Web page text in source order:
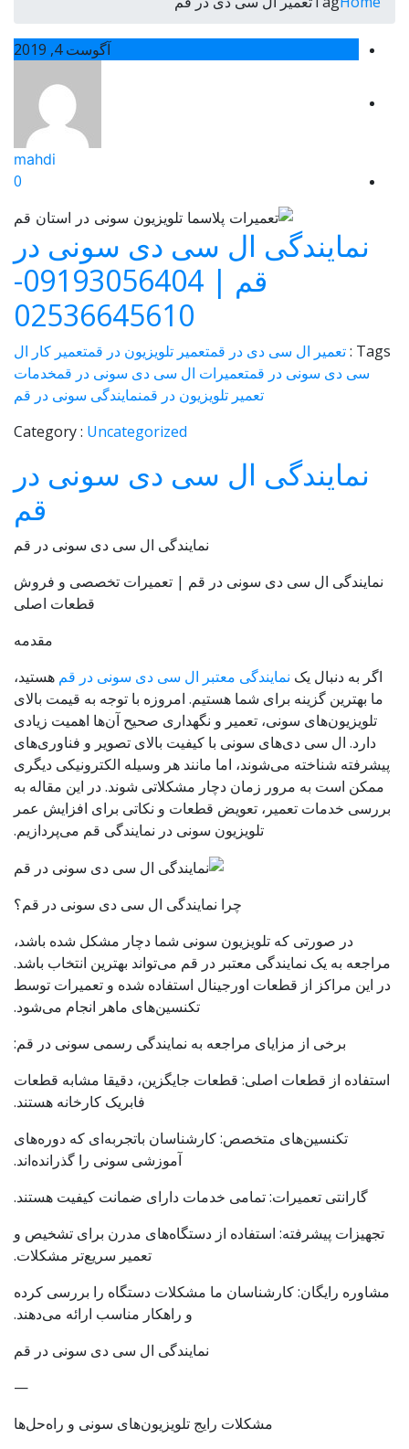
آگوست 4, 2019
mahdi
0
نمایندگی ال سی دی سونی در
قم | 09193056404-
02536645610
Tags : تعمیر ال سی دی در قمتعمیر تلویزیون در قمتعمیر کار ال
سی دی سونی در قمتعمیرات ال سی دی سونی در قمخدمات
تعمیر تلویزیون در قمنمایندگی سونی در قم
Category : Uncategorized
نمایندگی ال سی دی سونی در
قم
نمایندگی ال سی دی سونی در قم
نمایندگی ال‌ سی‌ دی سونی در قم | تعمیرات تخصصی و فروش
قطعات اصلی
مقدمه
اگر به دنبال یک نمایندگی معتبر ال‌ سی‌ دی سونی در قم هستید،
ما بهترین گزینه برای شما هستیم. امروزه با توجه به قیمت بالای
تلویزیون‌های سونی، تعمیر و نگهداری صحیح آن‌ها اهمیت زیادی
دارد. ال‌ سی‌ دی‌های سونی با کیفیت بالای تصویر و فناوری‌های
پیشرفته شناخته می‌شوند، اما مانند هر وسیله الکترونیکی دیگری
ممکن است به مرور زمان دچار مشکلاتی شوند. در این مقاله به
بررسی خدمات تعمیر، تعویض قطعات و نکاتی برای افزایش عمر
تلویزیون سونی در نمایندگی قم می‌پردازیم.
چرا نمایندگی ال‌ سی‌ دی سونی در قم؟
در صورتی که تلویزیون سونی شما دچار مشکل شده باشد،
مراجعه به یک نمایندگی معتبر در قم می‌تواند بهترین انتخاب باشد.
در این مراکز از قطعات اورجینال استفاده شده و تعمیرات توسط
تکنسین‌های ماهر انجام می‌شود.
برخی از مزایای مراجعه به نمایندگی رسمی سونی در قم:
استفاده از قطعات اصلی: قطعات جایگزین، دقیقا مشابه قطعات
فابریک کارخانه هستند.
تکنسین‌های متخصص: کارشناسان باتجربه‌ای که دوره‌های
آموزشی سونی را گذرانده‌اند.
گارانتی تعمیرات: تمامی خدمات دارای ضمانت کیفیت هستند.
تجهیزات پیشرفته: استفاده از دستگاه‌های مدرن برای تشخیص و
تعمیر سریع‌تر مشکلات.
مشاوره رایگان: کارشناسان ما مشکلات دستگاه را بررسی کرده
و راهکار مناسب ارائه می‌دهند.
نمایندگی ال سی دی سونی در قم
—
مشکلات رایج تلویزیون‌های سونی و راه‌حل‌ها